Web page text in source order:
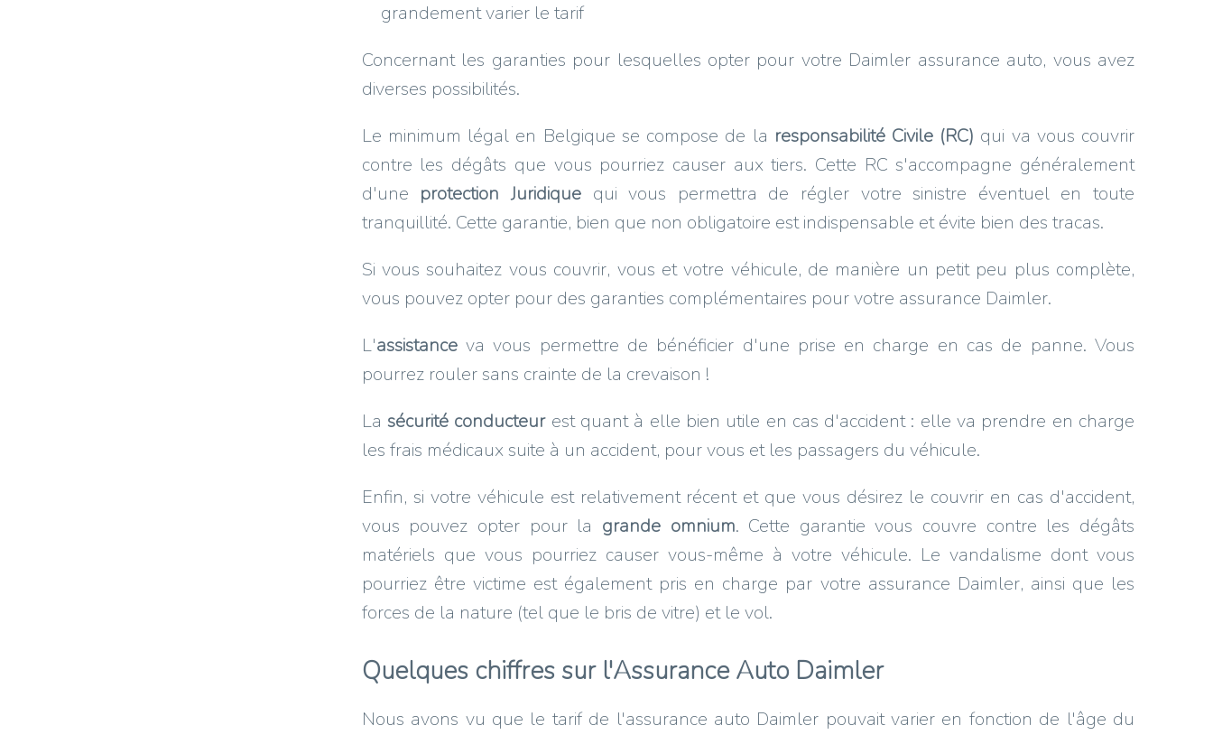
grandement varier le tarif
Concernant les garanties pour lesquelles opter pour votre Daimler assurance auto, vous avez
diverses possibilités.
Le minimum légal en Belgique se compose de la responsabilité Civile (RC) qui va vous couvrir
contre les dégâts que vous pourriez causer aux tiers. Cette RC s'accompagne généralement
d'une protection Juridique qui vous permettra de régler votre sinistre éventuel en toute
tranquillité. Cette garantie, bien que non obligatoire est indispensable et évite bien des tracas.
Si vous souhaitez vous couvrir, vous et votre véhicule, de manière un petit peu plus complète,
vous pouvez opter pour des garanties complémentaires pour votre assurance Daimler.
L'assistanceva vous permettre de bénéficier d'une prise en charge en cas de panne. Vous
pourrez rouler sans crainte de la crevaison !
La sécurité conducteurest quant à elle bien utile en cas d'accident : elle va prendre en charge
les frais médicaux suite à un accident, pour vous et les passagers du véhicule.
Enfin, si votre véhicule est relativement récent et que vous désirez le couvrir en cas d'accident,
vous pouvez opter pour la grande omnium. Cette garantie vous couvre contre les dégâts
matériels que vous pourriez causer vous-même à votre véhicule. Le vandalisme dont vous
pourriez être victime est également pris en charge par votre assurance Daimler, ainsi que les
forces de la nature (tel que le bris de vitre) et le vol.
Quelques chiffres sur l'Assurance Auto Daimler
Nous avons vu que le tarif de l'assurance auto Daimler pouvait varier en fonction de l'âge du